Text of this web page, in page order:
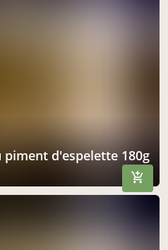
piment d'espelette 180g